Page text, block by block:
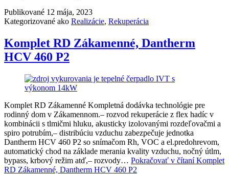
Publikované 12 mája, 2023
Kategorizované ako Realizácie, Rekuperácia
Komplet RD Zákamenné, Dantherm
HCV 460 P2
Komplet RD Zákamenné Kompletná dodávka technológie pre
rodinný dom v Zákamennom.– rozvod rekuperácie z flex hadíc v
kombinácii s tlmičmi hluku, akusticky izolovanými rozdeľovačmi a
spiro potrubím,– distribúciu vzduchu zabezpečuje jednotka
Dantherm HCV 460 P2 so snímačom Rh, VOC a el.predohrevom,
automatický chod na základe merania kvality vzduchu, nočný útlm,
bypass, krbový režim atď,– rozvody… Pokračovať v čítaníKomplet
RD Zákamenné, Dantherm HCV 460 P2